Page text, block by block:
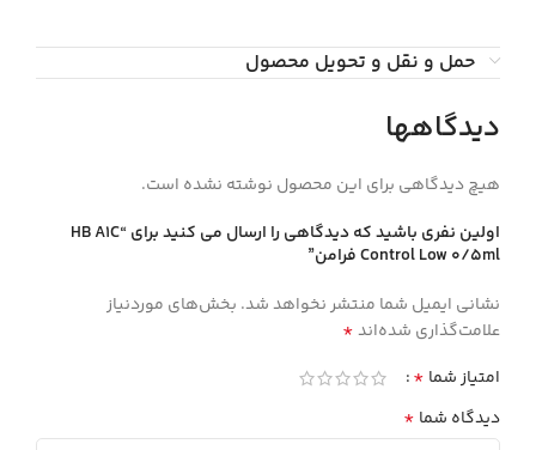
حمل و نقل و تحویل محصول
دیدگاهها
هیچ دیدگاهی برای این محصول نوشته نشده است.
اولین نفری باشید که دیدگاهی را ارسال می کنید برای “HB A1C
Control Low 0/5ml فرامن”
نشانی ایمیل شما منتشر نخواهد شد. بخش‌های موردنیاز
علامت‌گذاری شده‌اند*
امتیاز شما *
دیدگاه شما *